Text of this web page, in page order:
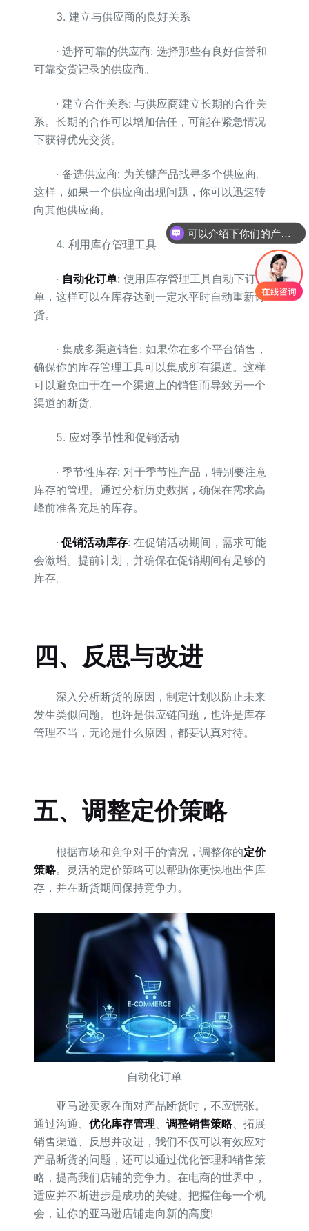
3. 建立与供应商的良好关系
· 选择可靠的供应商: 选择那些有良好信誉和
可靠交货记录的供应商。
· 建立合作关系: 与供应商建立长期的合作关
系。长期的合作可以增加信任，可能在紧急情况
下获得优先交货。
· 备选供应商: 为关键产品找寻多个供应商。
这样，如果一个供应商出现问题，你可以迅速转
向其他供应商。
4. 利用库存管理工具
· 自动化订单: 使用库存管理工具自动下订
单，这样可以在库存达到一定水平时自动重新订
货。
· 集成多渠道销售: 如果你在多个平台销售，
确保你的库存管理工具可以集成所有渠道。这样
可以避免由于在一个渠道上的销售而导致另一个
渠道的断货。
5. 应对季节性和促销活动
· 季节性库存: 对于季节性产品，特别要注意
库存的管理。通过分析历史数据，确保在需求高
峰前准备充足的库存。
· 促销活动库存: 在促销活动期间，需求可能
会激增。提前计划，并确保在促销期间有足够的
库存。
四、反思与改进
深入分析断货的原因，制定计划以防止未来
发生类似问题。也许是供应链问题，也许是库存
管理不当，无论是什么原因，都要认真对待。
五、调整定价策略
根据市场和竞争对手的情况，调整你的定价
策略。灵活的定价策略可以帮助你更快地出售库
存，并在断货期间保持竞争力。
自动化订单
亚马逊卖家在面对产品断货时，不应慌张。
通过沟通、优化库存管理 、调整销售策略、拓展
销售渠道、反思并改进，我们不仅可以有效应对
产品断货的问题，还可以通过优化管理和销售策
略，提高我们店铺的竞争力。在电商的世界中，
适应并不断进步是成功的关键。把握住每一个机
会，让你的亚马逊店铺走向新的高度!
可以介绍下你们的产品么